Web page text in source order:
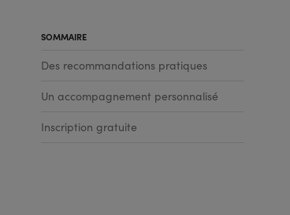
SOMMAIRE
Des recommandations pratiques
Un accompagnement personnalisé
Inscription gratuite